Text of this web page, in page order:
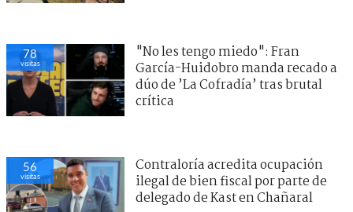
78
visitas
"No les tengo miedo": Fran
García-Huidobro manda recado a
dúo de ’La Cofradía’ tras brutal
crítica
56
visitas
Contraloría acredita ocupación
ilegal de bien fiscal por parte de
delegado de Kast en Chañaral